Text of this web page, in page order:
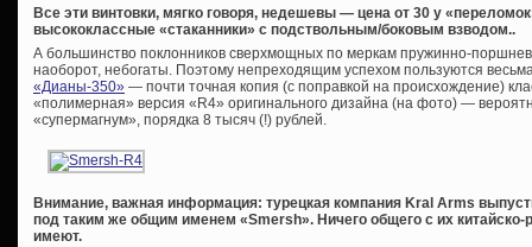
Все эти винтовки, мягко говоря, недешевы — цена от 30 у
высококлассные «стаканники» с подствольным/боковым взводом..
А большинство поклонников сверхмощных по меркам пружинно-
наоборот, небогаты. Поэтому непреходящим успехом пользуются
«Дианы-350» — почти точная копия (с поправкой на происхождение)
«полимерная» версия «R4» оригинального дизайна (на фото) —
«супермагнум», порядка 8 тысяч (!) рублей.
Внимание, важная информация: турецкая компания Kral Arms
под таким же общим именем «Smersh». Ничего общего с их
имеют.